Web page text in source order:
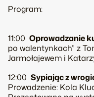
Program:
11:00 Oprowadzanie
po walentynkach” z
Jarmołajewem i
12:00 Sypiając z
Prowadzenie: Kola